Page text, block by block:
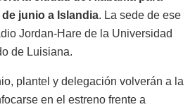
junio a Islandia. La sede de ese
Jordan-Hare de la Universidad
de Luisiana.
plantel y delegación volverán a la
en el estreno frente a